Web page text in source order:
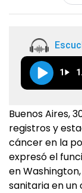
1
Buenos Aires,
registros y
cáncer en la
expresó el
en
sanitaria en un